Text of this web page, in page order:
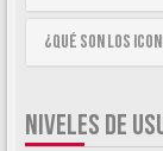
¿Qué son los
NIVELES DE